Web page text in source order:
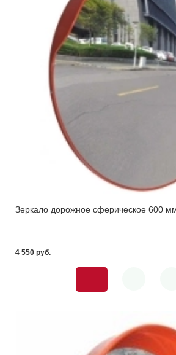
Зеркало дорожное сферическое 600
4 550 pуб.